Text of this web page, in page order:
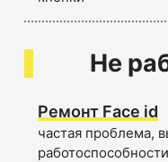
Не
Ремонт Face id
частая проблема,